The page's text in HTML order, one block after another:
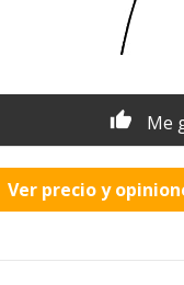
Me
Ver precio y